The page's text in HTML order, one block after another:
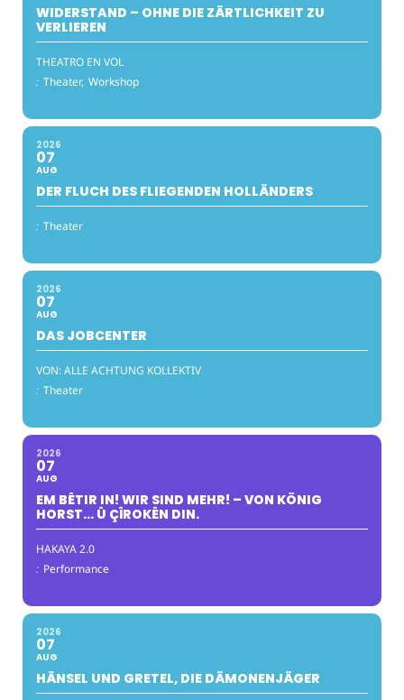
WIDERSTAND – OHNE DIE ZÄRTLICHKEIT ZU
VERLIEREN
THEATRO EN VOL
: Theater, Workshop
2026
07
AUG
DER FLUCH DES FLIEGENDEN HOLLÄNDERS
: Theater
2026
07
AUG
DAS JOBCENTER
VON: ALLE ACHTUNG KOLLEKTIV
: Theater
2026
07
AUG
EM BÊTIR IN! WIR SIND MEHR! – VON KÖNIG
HORST… Û ÇÎROKÊN DIN.
HAKAYA 2.0
: Performance
2026
07
AUG
HÄNSEL UND GRETEL, DIE DÄMONENJÄGER